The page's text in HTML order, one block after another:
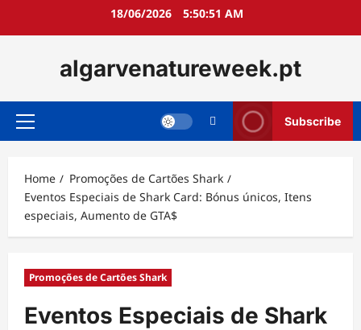
18/06/2026 5:50:53 AM
algarvenatureweek.pt
Primary
Subscribe
Home
Promoções de Cartões Shark
Eventos Especiais de Shark Card: Bónus únicos, Itens
especiais, Aumento de GTA$
Promoções de Cartões Shark
Eventos Especiais de Shark